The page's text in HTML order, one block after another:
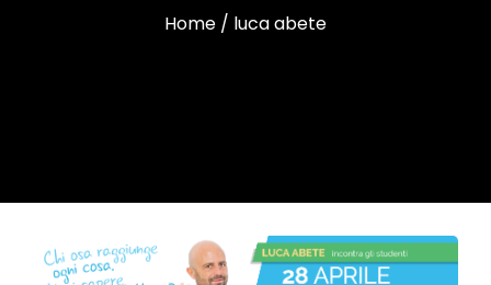
Home / luca abete